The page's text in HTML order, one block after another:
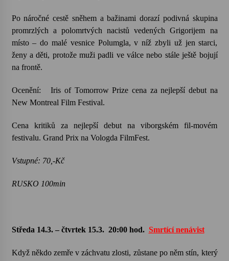
Po náročné cestě sněhem a bažinami dorazí podivná skupina
promrzlých a polomrtvých nacistů vedených Grigorijem na
místo – do malé vesnice Polumgla, v níž zbyli už jen starci,
ženy a děti, protože muži padli ve válce nebo stále ještě bojují
na frontě.
Ocenění:
Iris of Tomorrow Prize cena za nejlepší debut na
New Montreal Film Festival.
Cena kritiků za nejlepší debut na viborgském fil-movém
festivalu. Grand Prix na Vologda FilmFest.
Vstupné: 70,-Kč
RUSKO 100min
Středa 14.3. – čtvrtek 15.3. 20:00 hod. Smrtící nenávist
Když někdo zemře v záchvatu zlosti, zůstane po něm stín, který